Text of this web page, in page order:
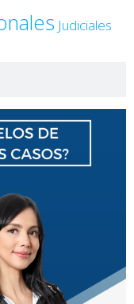
Judiciales